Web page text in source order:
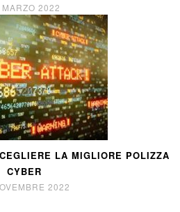
2022
LA MIGLIORE POLIZZA
CYBER
2022